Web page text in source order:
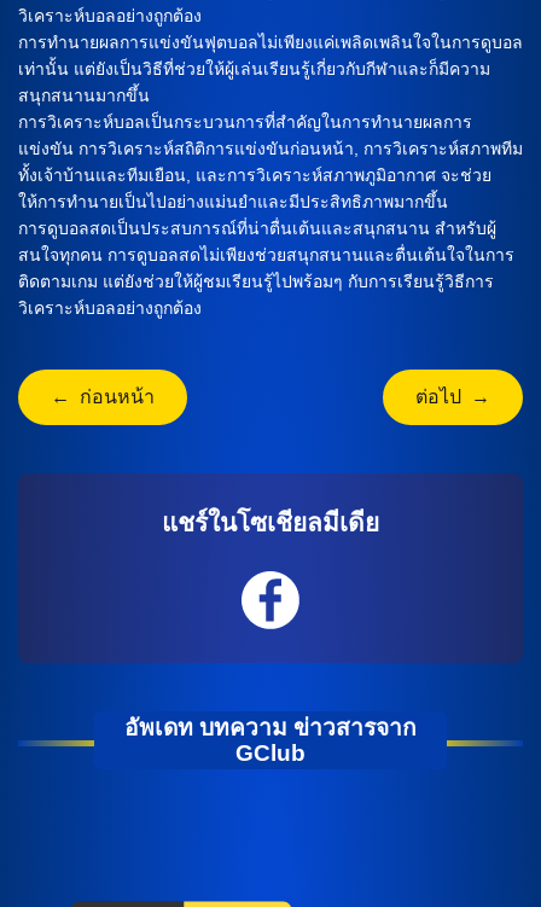
วิเคราะห์บอลอย่างถูกต้อง
การทำนายผลการแข่งขันฟุตบอลไม่เพียงแค่เพลิดเพลินใจในการดูบอล
เท่านั้น แต่ยังเป็นวิธีที่ช่วยให้ผู้เล่นเรียนรู้เกี่ยวกับกีฬาและก็มีความ
สนุกสนานมากขึ้น
การวิเคราะห์บอลเป็นกระบวนการที่สำคัญในการทำนายผลการ
แข่งขัน การวิเคราะห์สถิติการแข่งขันก่อนหน้า, การวิเคราะห์สภาพทีม
ทั้งเจ้าบ้านและทีมเยือน, และการวิเคราะห์สภาพภูมิอากาศ จะช่วย
ให้การทำนายเป็นไปอย่างแม่นยำและมีประสิทธิภาพมากขึ้น
การดูบอลสดเป็นประสบการณ์ที่น่าตื่นเต้นและสนุกสนาน สำหรับผู้
สนใจทุกคน การดูบอลสดไม่เพียงช่วยสนุกสนานและตื่นเต้นใจในการ
ติดตามเกม แต่ยังช่วยให้ผู้ชมเรียนรู้ไปพร้อมๆ กับการเรียนรู้วิธีการ
วิเคราะห์บอลอย่างถูกต้อง
← ก่อนหน้า ต่อไป →
แชร์ในโซเชียลมีเดีย
อัพเดท บทความ ข่าวสารจาก
GClub